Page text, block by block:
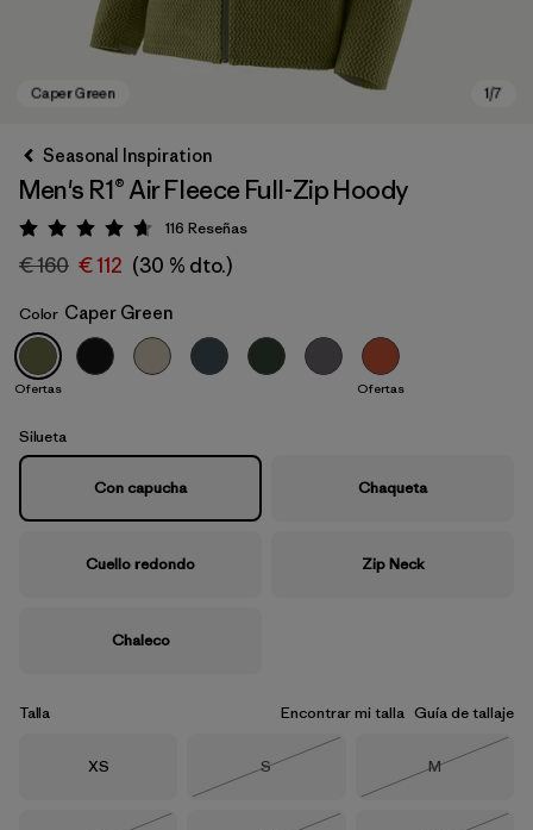
Caper Green
Seasonal Inspiration
Men's R1® Air Fleece Full-Zip Hoody
Puntuación: 4.7 / 5
116 Reseñas
€ 160 € 112 (30 % dto.)
Color Caper Green
Ofertas Ofertas
Silueta
Con capucha Chaqueta
Cuello redondo Zip Neck
Chaleco
Talla Encontrar mi talla Guía de tallaje
Talla
XS Talla
S
Talla
M